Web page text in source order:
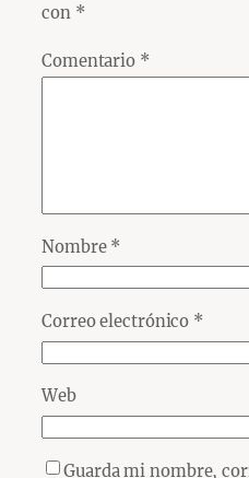
con *
Comentario *
Nombre *
Correo electrónico *
Web
Guarda mi nombre,